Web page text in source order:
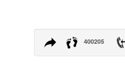
400205